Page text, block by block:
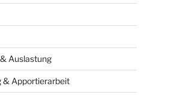
Auslastung
& Apportierarbeit